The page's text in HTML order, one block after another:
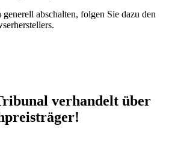
abschalten, folgen Sie dazu den
verhandelt über